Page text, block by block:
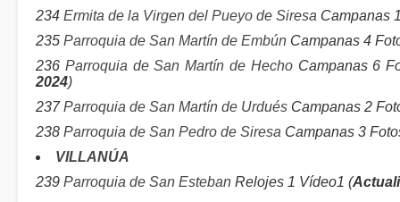
234 Ermita de la Virgen del Pueyo de Siresa Campanas
235 Parroquia de San Martín de Embún Campanas 4
236 Parroquia de San Martín de HechoCampanas 6
2024)
237Parroquia de San Martín de Urdués Campanas 2
238 Parroquia de San Pedro de Siresa Campanas 3
VILLANÚA
239 Parroquia de San Esteban Relojes 1 Vídeo1 (